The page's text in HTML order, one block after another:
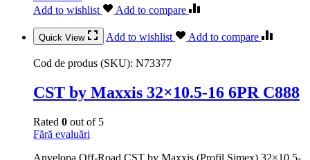
Add to wishlist
Add to compare
Quick View Add to wishlist Add to compare
Cod de produs (SKU): N73377
CST by Maxxis 32×10.5-16 6PR C888
Rated 0 out of 5
Fără evaluări
Anvelopa Off-Road CST by Maxxis (Profil Simex) 32×10.5-